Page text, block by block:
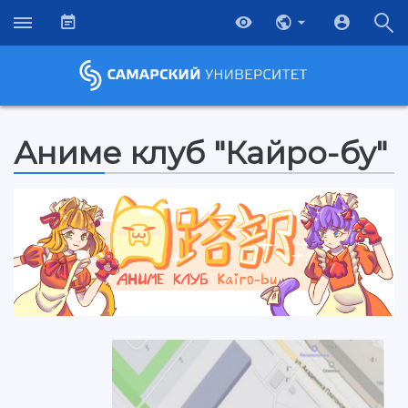
Аниме клуб "Кайро-бу"